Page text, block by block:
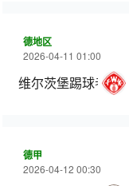
德地区
2026-04-11 01:00
维尔茨堡踢球者
德甲
2026-04-12 00:30